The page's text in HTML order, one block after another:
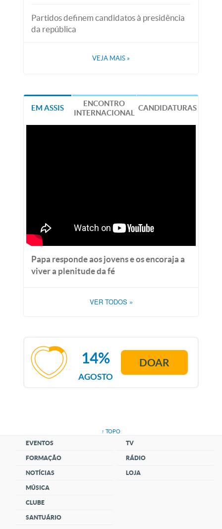
Partidos definem candidatos à presidência
da república
VEJA MAIS »
EM ASSIS
ENCONTRO
INTERNACIONAL
CANDIDATURAS
Papa responde aos jovens e os encoraja a
viver a plenitude da fé
VER TODOS »
AGOSTO
14% DOAR
↑ TOPO
EVENTOS
FORMAÇÃO
NOTÍCIAS
MÚSICA
CLUBE
SANTUÁRIO
TV
RÁDIO
LOJA